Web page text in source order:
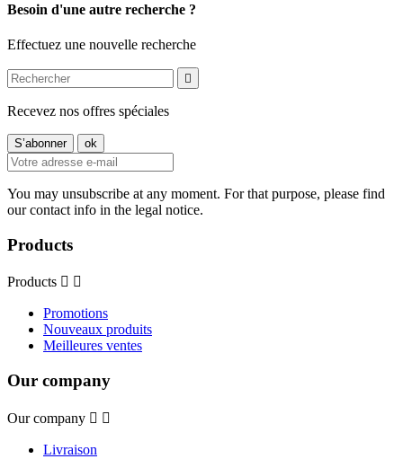
Besoin d'une autre recherche ?
Effectuez une nouvelle recherche

Recevez nos offres spéciales
You may unsubscribe at any moment. For that purpose, please find
our contact info in the legal notice.
Products
Products  
Promotions
Nouveaux produits
Meilleures ventes
Our company
Our company  
Livraison